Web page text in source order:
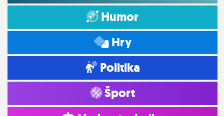
Humor
Hry
Politika
Šport